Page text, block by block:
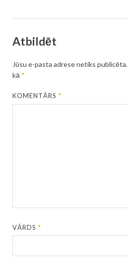
Atbildēt
Jūsu e-pasta adrese netiks publicēta.
kā *
KOMENTĀRS*
VĀRDS*